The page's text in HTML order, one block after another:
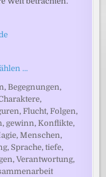
…
,Begegnungen,
,
,Flucht,Folgen,
,gewinn,Konflikte,
,Menschen,
, Sprache,tiefe,
,Verantwortung,